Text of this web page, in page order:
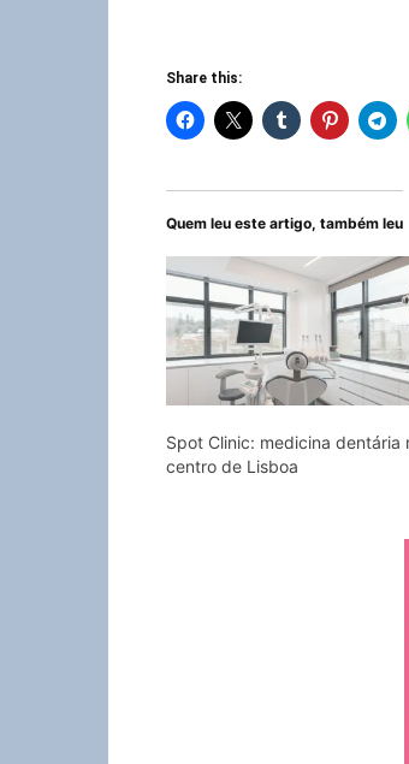
Share this:
Quem leu este artigo, também leu
Spot Clinic: medicina dentária
centro de Lisboa